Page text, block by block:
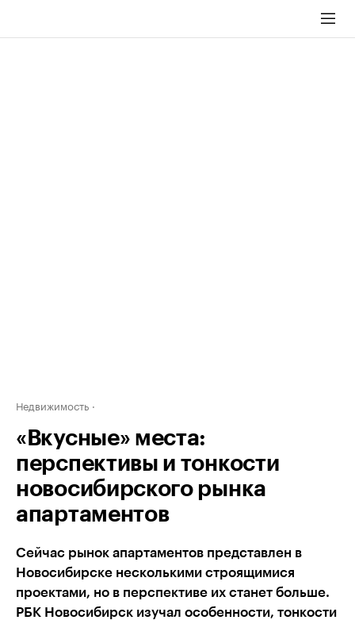
Недвижимость
«Вкусные» места:
перспективы и тонкости
новосибирского рынка
апартаментов
Сейчас рынок апартаментов представлен в
Новосибирске несколькими строящимися
проектами, но в перспективе их станет больше.
РБК Новосибирск изучал особенности, тонкости